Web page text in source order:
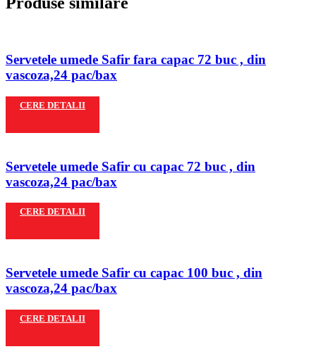
Servetele umede Safir fara capac 72 buc , din
vascoza,24 pac/bax
CERE DETALII
Servetele umede Safir cu capac 72 buc , din
vascoza,24 pac/bax
CERE DETALII
Servetele umede Safir cu capac 100 buc , din
vascoza,24 pac/bax
CERE DETALII